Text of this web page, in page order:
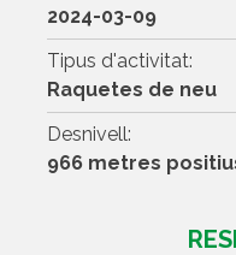
2024-03-09
Tipus d'activitat:
Raquetes de neu
Desnivell:
966 metres